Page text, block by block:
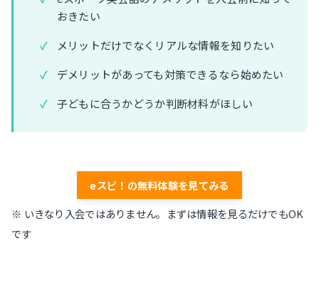
おきたい
メリットだけでなくリアルな情報を知りたい
デメリットがあっても対策できるなら始めたい
子どもに合うかどうか判断材料がほしい
eスピ！の無料体験を見てみる
※ いきなり入会ではありません。まずは情報を見るだけでもOK
です